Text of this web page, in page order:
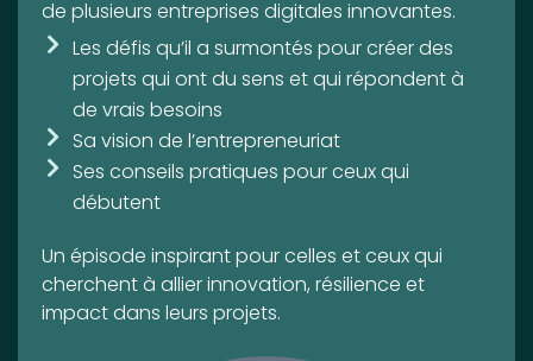
de plusieurs entreprises digitales innovantes.
Les défis qu’il a surmontés pour créer des
projets qui ont du sens et qui répondent à
de vrais besoins
Sa vision de l’entrepreneuriat
Ses conseils pratiques pour ceux qui
débutent
Un épisode inspirant pour celles et ceux qui
cherchent à allier innovation, résilience et
impact dans leurs projets.